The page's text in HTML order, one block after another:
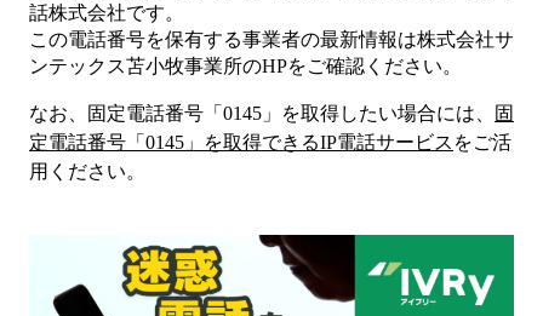
話株式会社です。
この電話番号を保有する事業者の最新情報は株式会社サ
ンテックス苫小牧事業所のHPをご確認ください。
なお、固定電話番号「 0145 」を取得したい場合には、
固
定電話番号「 0145 」を取得できるIP電話サービス をご活
用ください。